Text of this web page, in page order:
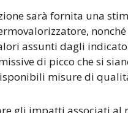
sarà fornita una
assunti dagli
di picco che si
misure di
gli impatti associati al